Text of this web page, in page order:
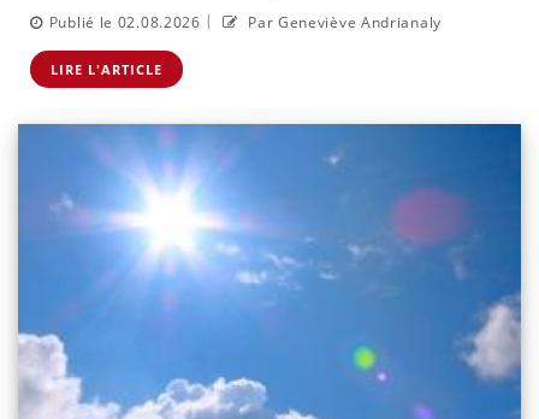
Publié le 02.08.2026 | Par Geneviève Andrianaly
LIRE L'ARTICLE